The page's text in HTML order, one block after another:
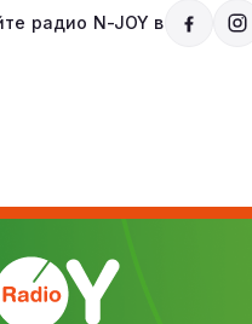
радио N-JOY в